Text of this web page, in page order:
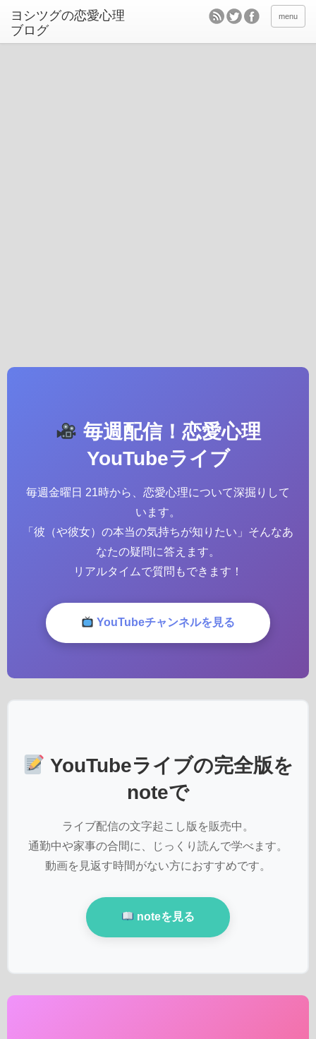
ヨシツグの恋愛心理
ブログ
menu
毎週配信！恋愛心理
YouTubeライブ
毎週金曜日 21時から、恋愛心理について深掘りして
います。
「彼（や彼女）の本当の気持ちが知りたい」そんなあ
なたの疑問に答えます。
リアルタイムで質問もできます！
YouTubeチャンネルを見る
YouTubeライブの完全版を
noteで
ライブ配信の文字起こし版を販売中。
通勤中や家事の合間に、じっくり読んで学べます。
動画を見返す時間がない方におすすめです。
noteを見る